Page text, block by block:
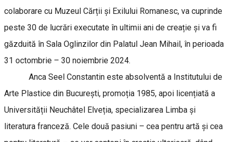
colaborare cu Muzeul Cărții și Exilului Romanesc, va cuprinde
peste 30 de lucrări executate în ultimii ani de creație și va fi
găzduită în Sala Oglinzilor din Palatul Jean Mihail, în perioada
31 octombrie – 30 noiembrie 2024.
Anca Seel Constantin este absolventă a Institutului de
Arte Plastice din București, promoția 1985, apoi licențiată a
Universității Neuchâtel Elveția, specializarea Limba și
literatura franceză. Cele două pasiuni – cea pentru artă și cea